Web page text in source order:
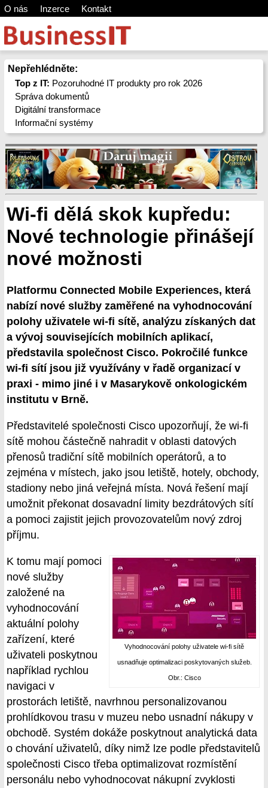
O nás Inzerce Kontakt
Nepřehlédněte:
Top z IT: Pozoruhodné IT produkty pro rok 2026
Správa dokumentů
Digitální transformace
Informační systémy
Wi-fi dělá skok kupředu:
Nové technologie přinášejí
nové možnosti
Platformu Connected Mobile Experiences, která
nabízí nové služby zaměřené na vyhodnocování
polohy uživatele wi-fi sítě, analýzu získaných dat
a vývoj souvisejících mobilních aplikací,
představila společnost Cisco. Pokročilé funkce
wi-fi sítí jsou již využívány v řadě organizací v
praxi - mimo jiné i v Masarykově onkologickém
institutu v Brně.
Představitelé společnosti Cisco upozorňují, že wi-fi
sítě mohou částečně nahradit v oblasti datových
přenosů tradiční sítě mobilních operátorů, a to
zejména v místech, jako jsou letiště, hotely, obchody,
stadiony nebo jiná veřejná místa. Nová řešení mají
umožnit překonat dosavadní limity bezdrátových sítí
a pomoci zajistit jejich provozovatelům nový zdroj
příjmu.
Vyhodnocování polohy uživatele wi-fi sítě
usnadňuje optimalizaci poskytovaných služeb.
Obr.: Cisco
K tomu mají pomoci
nové služby
založené na
vyhodnocování
aktuální polohy
zařízení, které
uživateli poskytnou
například rychlou
navigaci v
prostorách letiště, navrhnou personalizovanou
prohlídkovou trasu v muzeu nebo usnadní nákupy v
obchodě. Systém dokáže poskytnout analytická data
o chování uživatelů, díky nimž lze podle představitelů
společnosti Cisco třeba optimalizovat rozmístění
personálu nebo vyhodnocovat nákupní zvyklosti